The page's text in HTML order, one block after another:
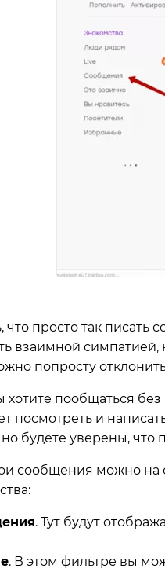
что просто так
взаимной
попросту
хотите пообщаться
посмотреть и
будете уверены,
сообщения можно на
. Тут будут
. В этом фильтре вы